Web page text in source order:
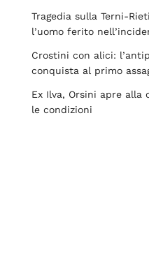
Tragedia sulla Terni-
l’uomo ferito
Crostini con alici:
conquista al primo
Ex Ilva, Orsini apre alla
le condizioni